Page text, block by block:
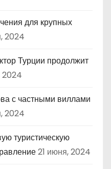
для крупных
2024
Турции продолжит
с частными виллами
2024
туристическую
21 июня, 2024